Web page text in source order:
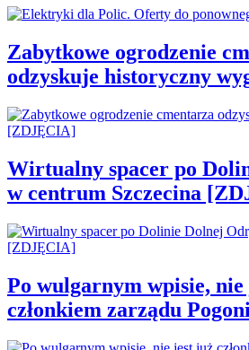
Zabytkowe ogrodzenie
odzyskuje historyczny
Wirtualny spacer po
w centrum Szczecina
Po wulgarnym wpisie,
członkiem zarządu